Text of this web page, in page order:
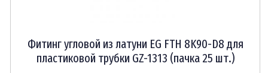
Фитинг угловой из латуни EG FTH 8K90-D8 для
пластиковой трубки GZ-1313 (пачка 25 шт.)